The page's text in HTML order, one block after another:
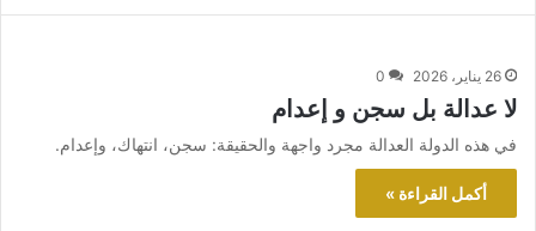
26 يناير، 2026 0
لا عدالة بل سجن و إعدام
في هذه الدولة العدالة مجرد واجهة والحقيقة: سجن، انتهاك، وإعدام.
أكمل القراءة »